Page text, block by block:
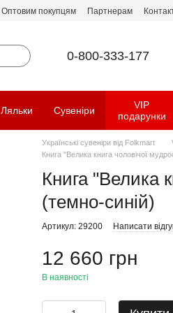
Оптовим покупцям Партнерам
0-800-333-177
Ляльки Сувеніри
VIP
подарунки
Українські сувеніри від Folkmart
Книга "Велика книга чоловічої
Книга "Велика
(темно-синій)
Артикул: 29200 Написати
12 660 грн
В наявності